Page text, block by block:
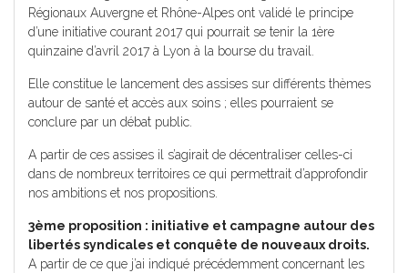
Régionaux Auvergne et Rhône-Alpes ont validé le principe
d’une initiative courant 2017 qui pourrait se tenir la 1ère
quinzaine d’avril 2017 à Lyon à la bourse du travail.
Elle constitue le lancement des assises sur différents thèmes
autour de santé et accès aux soins ; elles pourraient se
conclure par un débat public.
A partir de ces assises il s’agirait de décentraliser celles-ci
dans de nombreux territoires ce qui permettrait d’approfondir
nos ambitions et nos propositions.
3ème proposition : initiative et campagne autour des
libertés syndicales et conquête de nouveaux droits.
A partir de ce que j’ai indiqué précédemment concernant les